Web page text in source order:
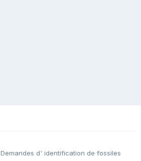
Demandes d' identification de fossiles